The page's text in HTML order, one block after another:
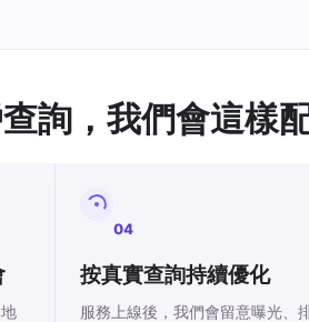
詢，我們會這樣
04
按真實查詢持續優化
服務上線後，我們會留意曝光、排